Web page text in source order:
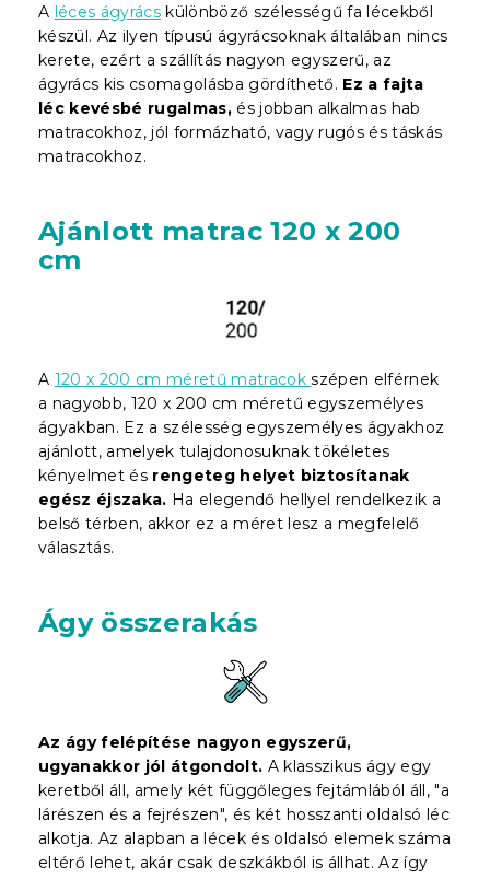
A léces ágyrács különböző szélességű fa lécekből
készül. Az ilyen típusú ágyrácsoknak általában nincs
kerete, ezért a szállítás nagyon egyszerű, az
ágyrács kis csomagolásba gördíthető. Ez a fajta
léc kevésbé rugalmas, és jobban alkalmas hab
matracokhoz, jól formázható, vagy rugós és táskás
matracokhoz.
Ajánlott matrac 120 x 200
cm
A 120 x 200 cm méretű matracokszépen elférnek
a nagyobb, 120 x 200 cm méretű egyszemélyes
ágyakban. Ez a szélesség egyszemélyes ágyakhoz
ajánlott, amelyek tulajdonosuknak tökéletes
kényelmet és rengeteg helyet biztosítanak
egész éjszaka. Ha elegendő hellyel rendelkezik a
belső térben, akkor ez a méret lesz a megfelelő
választás.
Ágy összerakás
Az ágy felépítése nagyon egyszerű,
ugyanakkor jól átgondolt. A klasszikus ágy egy
keretből áll, amely két függőleges fejtámlából áll, "a
lárészen és a fejrészen", és két hosszanti oldalsó léc
alkotja. Az alapban a lécek és oldalsó elemek száma
eltérő lehet, akár csak deszkákból is állhat. Az így